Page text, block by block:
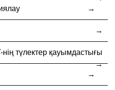
түлектер қауымдастығы